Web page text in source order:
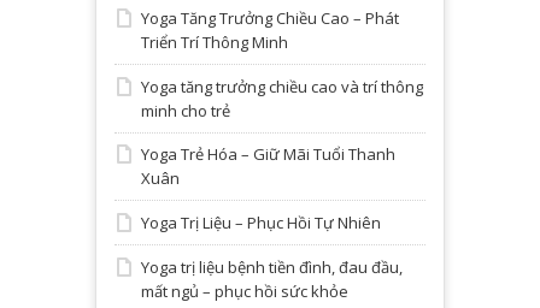
Yoga Tăng Trưởng Chiều Cao – Phát
Triển Trí Thông Minh
Yoga tăng trưởng chiều cao và trí thông
minh cho trẻ
Yoga Trẻ Hóa – Giữ Mãi Tuổi Thanh
Xuân
Yoga Trị Liệu – Phục Hồi Tự Nhiên
Yoga trị liệu bệnh tiền đình, đau đầu,
mất ngủ – phục hồi sức khỏe